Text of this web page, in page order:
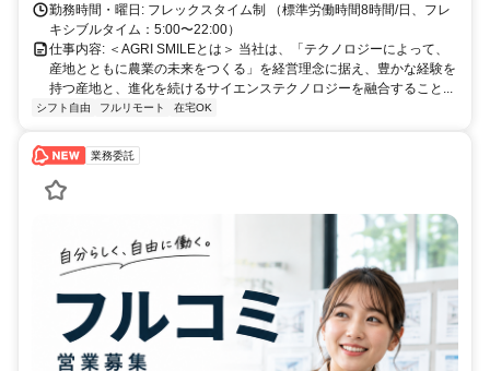
勤務時間・曜日: フレックスタイム制 （標準労働時間8時間/日、フレ
キシブルタイム：5:00〜22:00）
仕事内容: ＜AGRI SMILEとは＞ 当社は、「テクノロジーによって、
産地とともに農業の未来をつくる」を経営理念に据え、豊かな経験を
持つ産地と、進化を続けるサイエンステクノロジーを融合すること...
シフト自由 フルリモート 在宅OK
業務委託